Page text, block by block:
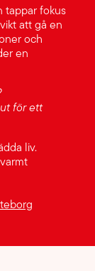
tappar fokus
att gå en
och
en
för ett
liv.